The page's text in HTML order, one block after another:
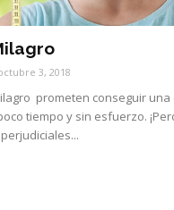
3, 2018
prometen conseguir
tiempo y sin esfuerzo.